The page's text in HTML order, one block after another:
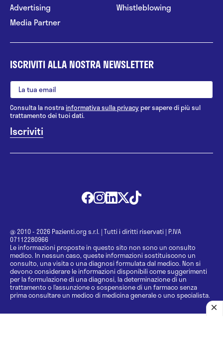
Advertising
Media Partner
Whistleblowing
ISCRIVITI ALLA NOSTRA NEWSLETTER
Consulta la nostrainformativa sulla privacy per sapere di più sul
trattamento dei tuoi dati.
@ 2010 - 2026 Pazienti.org s.r.l. | Tutti i diritti riservati | P.IVA
07112280966
Le informazioni proposte in questo sito non sono un consulto
medico. In nessun caso, queste informazioni sostituiscono un
consulto, una visita o una diagnosi formulata dal medico. Non si
devono considerare le informazioni disponibili come suggerimenti
per la formulazione di una diagnosi, la determinazione di un
trattamento o l’assunzione o sospensione di un farmaco senza
prima consultare un medico di medicina generale o uno specialista.